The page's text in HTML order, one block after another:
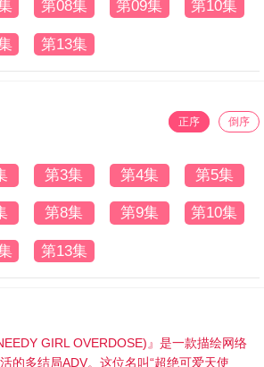
第08集 第09集 第10集
第13集
正序 倒序
第3集 第4集 第5集
第8集 第9集 第10集
第13集
GIRL OVERDOSE)』是一款描绘网络
的多结局ADV。这位名叫“超绝可爱天使